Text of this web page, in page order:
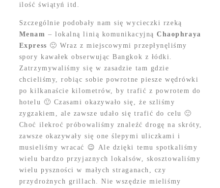
ilość świątyń itd.
Szczególnie podobały nam się wycieczki rzeką
Menam – lokalną linią komunikacyjnąChaophraya
Express 🙂 Wraz z miejscowymi przepłynęliśmy
spory kawałek obserwując Bangkok z łódki.
Zatrzymywaliśmy się w zasadzie tam gdzie
chcieliśmy, robiąc sobie powrotne piesze wędrówki
po kilkanaście kilometrów, by trafić z powrotem do
hotelu 🙂 Czasami okazywało się, że szliśmy
zygzakiem, ale zawsze udało się trafić do celu 🙂
Choć ilekroć próbowaliśmy znaleźć drogę na skróty,
zawsze okazywały się one ślepymi uliczkami i
musieliśmy wracać 😉 Ale dzięki temu spotkaliśmy
wielu bardzo przyjaznych lokalsów, skosztowaliśmy
wielu pyszności w małych straganach, czy
przydrożnych grillach. Nie wszędzie mieliśmy